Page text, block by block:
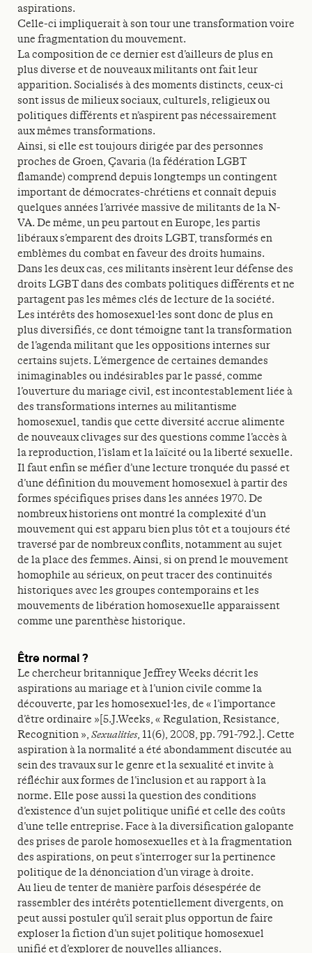
aspirations.
Celle-ci impliquerait à son tour une transformation voire
une fragmentation du mouvement.
La composition de ce dernier est d’ailleurs de plus en
plus diverse et de nouveaux militants ont fait leur
apparition. Socialisés à des moments distincts, ceux-ci
sont issus de milieux sociaux, culturels, religieux ou
politiques différents et n’aspirent pas nécessairement
aux mêmes transformations.
Ainsi, si elle est toujours dirigée par des personnes
proches de Groen, Çavaria (la fédération LGBT
flamande) comprend depuis longtemps un contingent
important de démocrates-chrétiens et connaît depuis
quelques années l’arrivée massive de militants de la N-
VA. De même, un peu partout en Europe, les partis
libéraux s’emparent des droits LGBT, transformés en
emblèmes du combat en faveur des droits humains.
Dans les deux cas, ces militants insèrent leur défense des
droits LGBT dans des combats politiques différents et ne
partagent pas les mêmes clés de lecture de la société.
Les intérêts des homosexuel·les sont donc de plus en
plus diversifiés, ce dont témoigne tant la transformation
de l’agenda militant que les oppositions internes sur
certains sujets. L’émergence de certaines demandes
inimaginables ou indésirables par le passé, comme
l’ouverture du mariage civil, est incontestablement liée à
des transformations internes au militantisme
homosexuel, tandis que cette diversité accrue alimente
de nouveaux clivages sur des questions comme l’accès à
la reproduction, l’islam et la laïcité ou la liberté sexuelle.
Il faut enfin se méfier d’une lecture tronquée du passé et
d’une définition du mouvement homosexuel à partir des
formes spécifiques prises dans les années 1970. De
nombreux historiens ont montré la complexité d’un
mouvement qui est apparu bien plus tôt et a toujours été
traversé par de nombreux conflits, notamment au sujet
de la place des femmes. Ainsi, si on prend le mouvement
homophile au sérieux, on peut tracer des continuités
historiques avec les groupes contemporains et les
mouvements de libération homosexuelle apparaissent
comme une parenthèse historique.
Être normal ?
Le chercheur britannique Jeffrey Weeks décrit les
aspirations au mariage et à l’union civile comme la
découverte, par les homosexuel·les, de « l’importance
d’être ordinaire »[5.J.Weeks, « Regulation, Resistance,
Recognition », Sexualities, 11(6), 2008, pp. 791-792.]. Cette
aspiration à la normalité a été abondamment discutée au
sein des travaux sur le genre et la sexualité et invite à
réfléchir aux formes de l’inclusion et au rapport à la
norme. Elle pose aussi la question des conditions
d’existence d’un sujet politique unifié et celle des coûts
d’une telle entreprise. Face à la diversification galopante
des prises de parole homosexuelles et à la fragmentation
des aspirations, on peut s’interroger sur la pertinence
politique de la dénonciation d’un virage à droite.
Au lieu de tenter de manière parfois désespérée de
rassembler des intérêts potentiellement divergents, on
peut aussi postuler qu’il serait plus opportun de faire
exploser la fiction d’un sujet politique homosexuel
unifié et d’explorer de nouvelles alliances.